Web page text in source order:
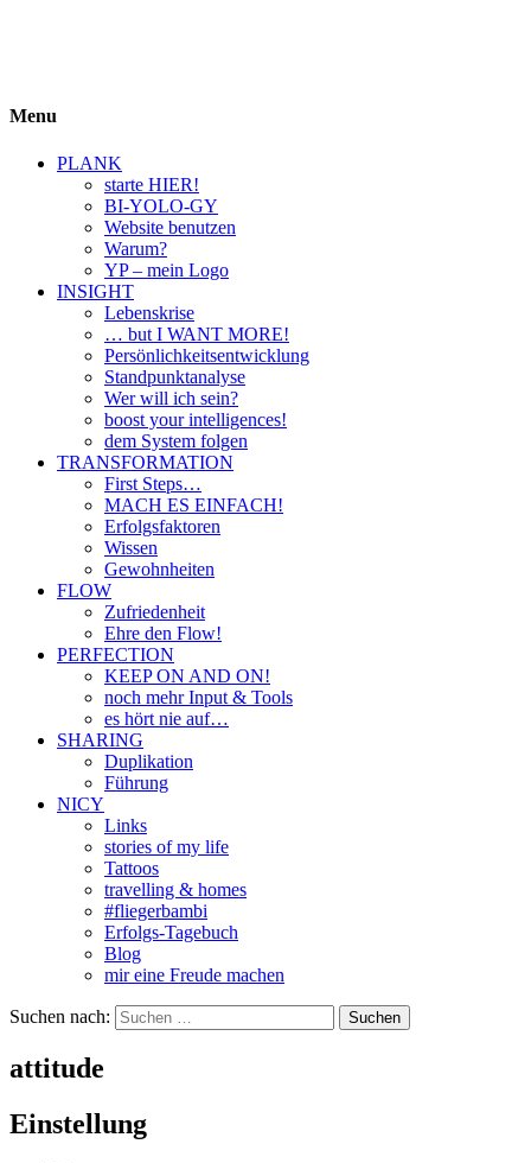
Menu
PLANK
starte HIER!
BI-YOLO-GY
Website benutzen
Warum?
YP – mein Logo
INSIGHT
Lebenskrise
… but I WANT MORE!
Persönlichkeitsentwicklung
Standpunktanalyse
Wer will ich sein?
boost your intelligences!
dem System folgen
TRANSFORMATION
First Steps…
MACH ES EINFACH!
Erfolgsfaktoren
Wissen
Gewohnheiten
FLOW
Zufriedenheit
Ehre den Flow!
PERFECTION
KEEP ON AND ON!
noch mehr Input & Tools
es hört nie auf…
SHARING
Duplikation
Führung
NICY
Links
stories of my life
Tattoos
travelling & homes
#fliegerbambi
Erfolgs-Tagebuch
Blog
mir eine Freude machen
Suchen nach:
attitude
Einstellung